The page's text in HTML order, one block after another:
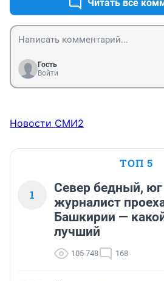
Читать все
Гость
Войти
Новости СМИ2
ТОП 5
1
Север бедный,
журналист
Башкирии —
лучший
105 748 168